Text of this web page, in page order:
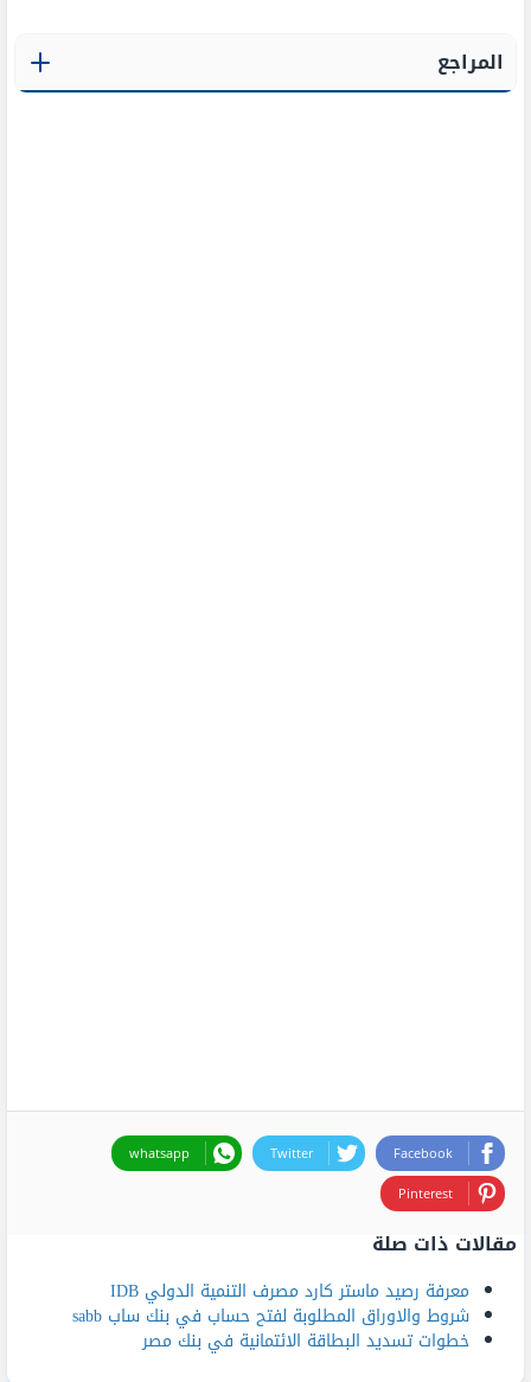
المراجع
Facebook
Twitter
whatsapp
Pinterest
مقالات ذات صلة
معرفة رصيد ماستر كارد مصرف التنمية الدولي IDB
شروط والاوراق المطلوبة لفتح حساب في بنك ساب sabb
خطوات تسديد البطاقة الائتمانية في بنك مصر